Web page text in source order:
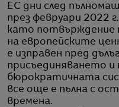
ЕС дни след
през февруари 2022
като потвърждение
на европейските
е изправен пред
присъединяването
бюрократичната
все още е пълна с
времена.